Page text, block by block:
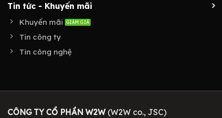
Tin tức - Khuyến mãi
Khuyến mãi
Tin công ty
Tin công nghệ
CÔNG TY CỔ PHẦN W2W(W2W co., JSC)